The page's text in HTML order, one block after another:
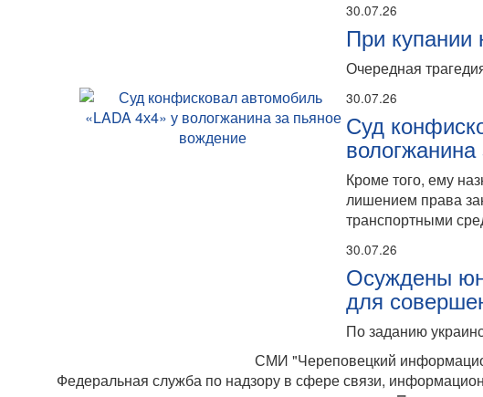
30.07.26
При
Очередная
30.07.26
Суд
Кроме того, ему
лишением права
транспортными
30.07.26
Осуждены
для
По заданию
СМИ "Череповецкий
Федеральная служба по надзору в сфере связи,